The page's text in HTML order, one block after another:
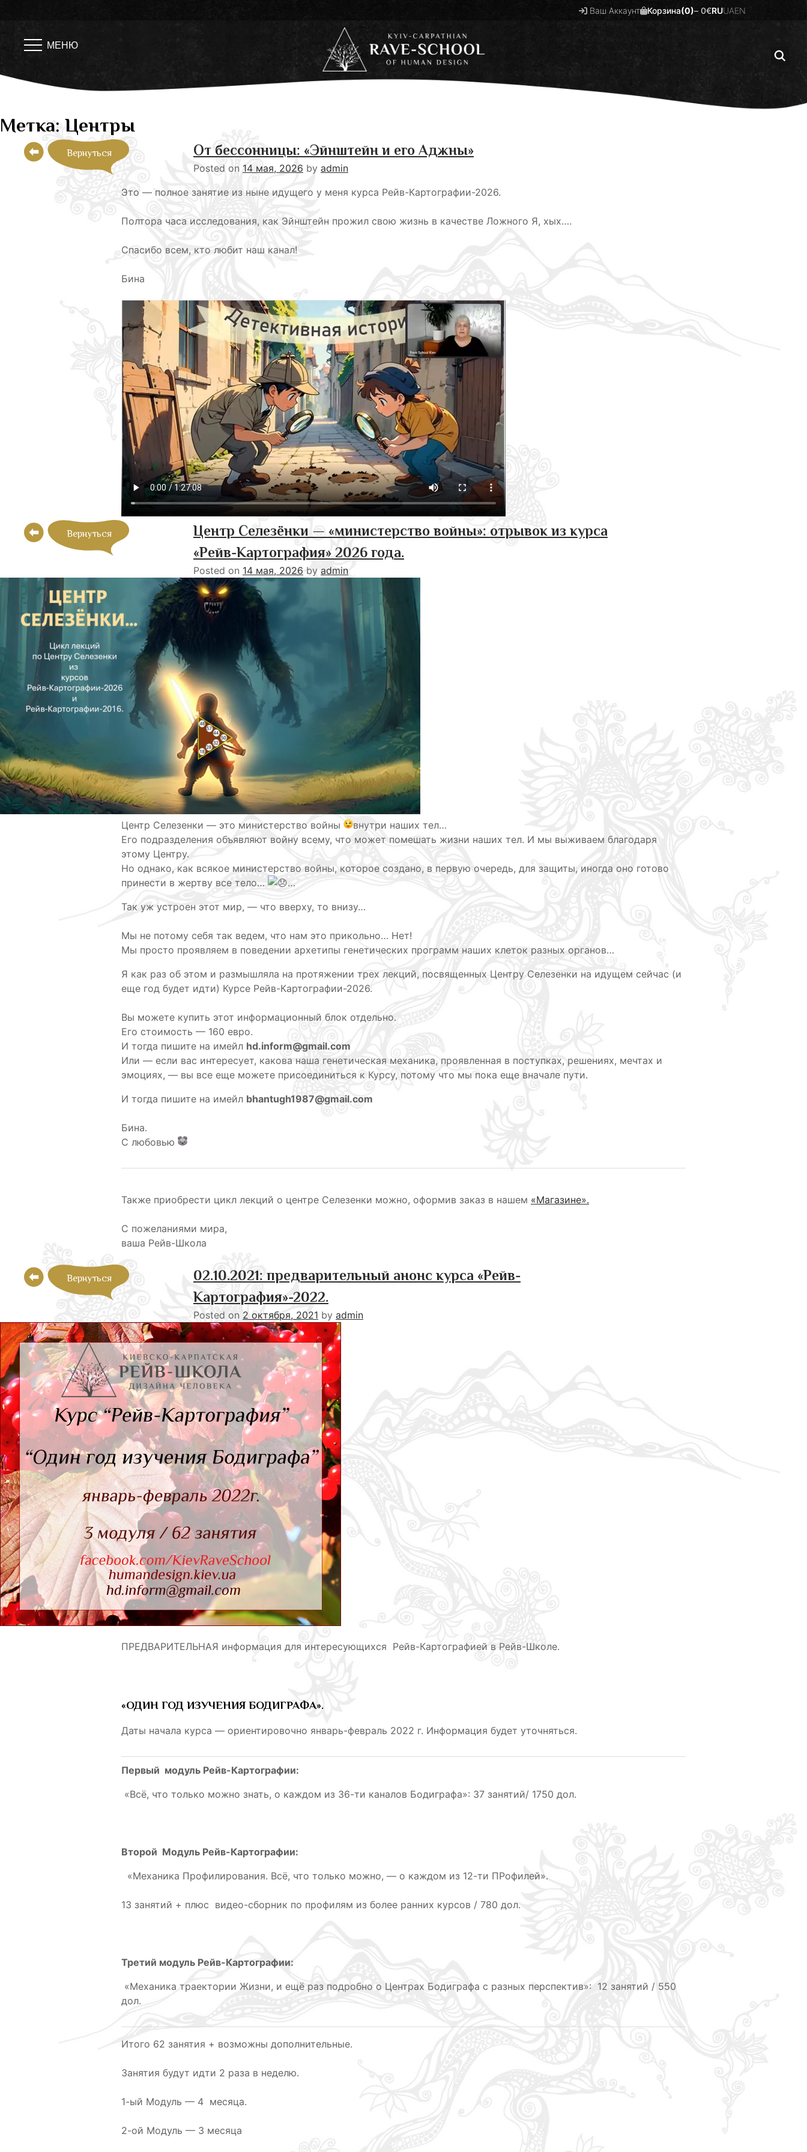
Ваш Аккаунт Корзина(0)– 0€RUUAEN
МЕНЮ
Метка: Центры
Вернуться От бессонницы: «Эйнштейн и его Аджны»
Posted on 14 мая, 2026 by admin
Это — полное занятие из ныне идущего у меня курса Рейв-Картографии-2026.
Полтора часа исследования, как Эйнштейн прожил свою жизнь в качестве Ложного Я, хых….
Спасибо всем, кто любит наш канал!
Бина
Вернуться
Центр Селезёнки — «министерство войны»: отрывок из курса
«Рейв-Картография» 2026 года.
Posted on 14 мая, 2026 by admin
Центр Селезенки — это министерство войны
внутри наших тел…
Его подразделения объявляют войну всему, что может помешать жизни наших тел. И мы выживаем благодаря
этому Центру.
Но однако, как всякое министерство войны, которое создано, в первую очередь, для защиты, иногда оно готово
принести в жертву все тело…
…
Так уж устроен этот мир, — что вверху, то внизу…
Мы не потому себя так ведем, что нам это прикольно… Нет!
Мы просто проявляем в поведении архетипы генетических программ наших клеток разных органов…
Я как раз об этом и размышляла на протяжении трех лекций, посвященных Центру Селезенки на идущем сейчас (и
еще год будет идти) Курсе Рейв-Картографии-2026.
Вы можете купить этот информационный блок отдельно.
Его стоимость — 160 евро.
И тогда пишите на имейл hd.inform@gmail.com
Или — если вас интересует, какова наша генетическая механика, проявленная в поступках, решениях, мечтах и
эмоциях, — вы все еще можете присоединиться к Курсу, потому что мы пока еще вначале пути.
И тогда пишите на имейл bhantugh1987@gmail.com
Бина.
С любовью
Также приобрести цикл лекций о центре Селезенки можно, оформив заказ в нашем «Магазине».
С пожеланиями мира,
ваша Рейв-Школа
Вернуться
02.10.2021: предварительный анонс курса «Рейв-
Картография»-2022.
Posted on 2 октября, 2021 by admin
ПРЕДВАРИТЕЛЬНАЯ информация для интересующихся Рейв-Картографией в Рейв-Школе.
«ОДИН ГОД ИЗУЧЕНИЯ БОДИГРАФА».
Даты начала курса — ориентировочно январь-февраль 2022 г. Информация будет уточняться.
Первый модуль Рейв-Картографии:
«Всё, что только можно знать, о каждом из 36-ти каналов Бодиграфа»: 37 занятий/ 1750 дол.
Второй Модуль Рейв-Картографии:
«Механика Профилирования. Всё, что только можно, — о каждом из 12-ти ПРофилей».
13 занятий + плюс видео-сборник по профилям из более ранних курсов / 780 дол.
Третий модуль Рейв-Картографии:
«Механика траектории Жизни, и ещё раз подробно о Центрах Бодиграфа с разных перспектив»: 12 занятий / 550
дол.
Итого 62 занятия + возможны дополнительные.
Занятия будут идти 2 раза в неделю.
1-ый Модуль — 4 месяца.
2-ой Модуль — 3 месяца